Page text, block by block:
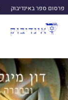
פרסום ספר באינדיבוק